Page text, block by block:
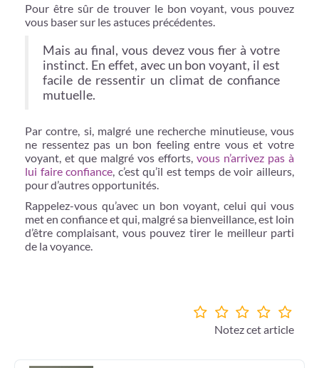
Pour être sûr de trouver le bon voyant, vous pouvez
vous baser sur les astuces précédentes.
Mais au final, vous devez vous fier à votre
instinct. En effet, avec un bon voyant, il est
facile de ressentir un climat de confiance
mutuelle.
Par contre, si, malgré une recherche minutieuse, vous
ne ressentez pas un bon feeling entre vous et votre
voyant, et que malgré vos efforts, vous n’arrivez pas à
lui faire confiance, c’est qu’il est temps de voir ailleurs,
pour d’autres opportunités.
Rappelez-vous qu’avec un bon voyant, celui qui vous
met en confiance et qui, malgré sa bienveillance, est loin
d’être complaisant, vous pouvez tirer le meilleur parti
de la voyance.
Notez cet article